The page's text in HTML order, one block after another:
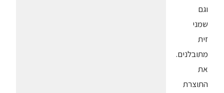
וגם
שמני
זית
מתובלנים.
את
התוצרת